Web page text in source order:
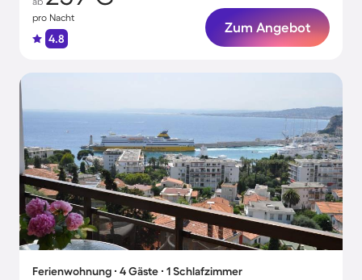
pro Nacht
4.8
Zum Angebot
Ferienwohnung ∙ 4 Gäste ∙ 1 Schlafzimmer